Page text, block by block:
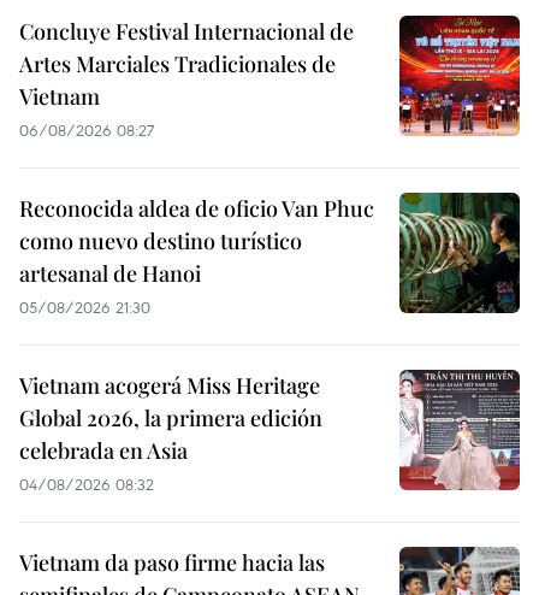
Concluye Festival Internacional de
Artes Marciales Tradicionales de
Vietnam
06/08/2026 08:27
Reconocida aldea de oficio Van Phuc
como nuevo destino turístico
artesanal de Hanoi
05/08/2026 21:30
Vietnam acogerá Miss Heritage
Global 2026, la primera edición
celebrada en Asia
04/08/2026 08:32
Vietnam da paso firme hacia las